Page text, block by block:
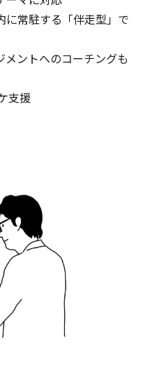
に常駐する「伴走型」で
ントへのコーチングも
支援